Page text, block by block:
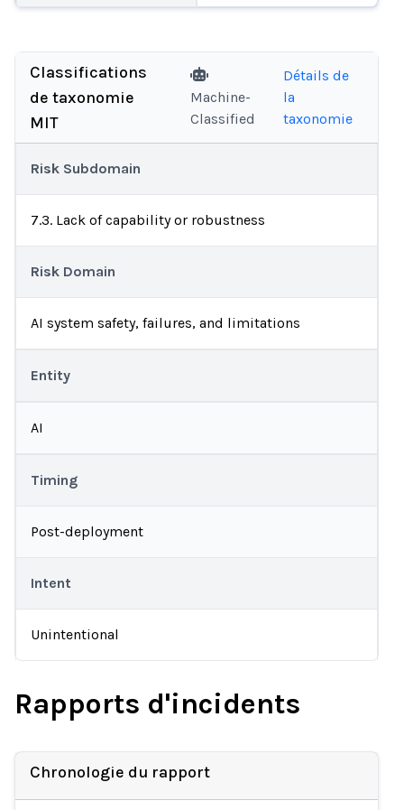
Classifications
de taxonomie
MIT
Machine-
Classified
Détails de
la
taxonomie
Risk Subdomain
7.3. Lack of capability or robustness
Risk Domain
AI system safety, failures, and limitations
Entity
AI
Timing
Post-deployment
Intent
Unintentional
Rapports d'incidents
Chronologie du rapport